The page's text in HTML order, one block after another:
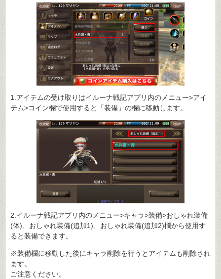
1.アイテムの受け取りはイルーナ戦記アプリ内のメニュー>アイ
テム>コイン欄で使用すると「装備」の欄に移動します。
2.イルーナ戦記アプリ内のメニュー>キャラ>装備>おしゃれ装備
(体)、おしゃれ装備(追加1)、おしゃれ装備(追加2)欄から使用す
ると装備できます。
※装備欄に移動した後にキャラ削除を行うとアイテムも削除され
ます。
ご注意ください。